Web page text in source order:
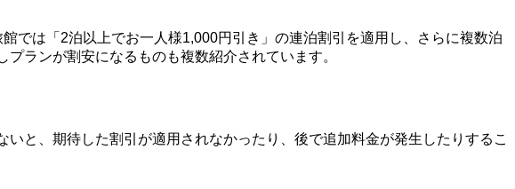
では「2泊以上でお一人様1,000円引き」の連泊割引を適用し、さらに複数泊
ランが割安になるものも複数紹介されています。
と、期待した割引が適用されなかったり、後で追加料金が発生したりするこ